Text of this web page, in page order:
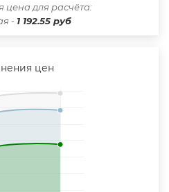
цена для расчёта:
- 1 192.55 руб
цен